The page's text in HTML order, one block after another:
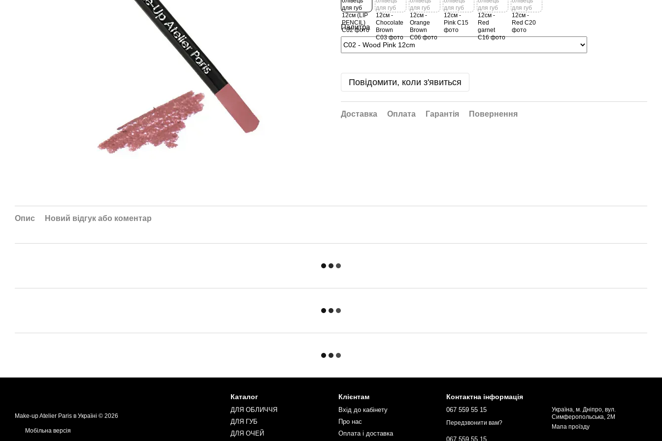
Палитра
Повідомити, коли з'явиться
Доставка Оплата Гарантія Повернення
Опис Новий відгук або коментар
Make-up Atelier Paris в Україні © 2026
Мобільна версія
Каталог
ДЛЯ ОБЛИЧЧЯ
ДЛЯ ГУБ
ДЛЯ ОЧЕЙ
Клієнтам
Вхід до кабінету
Про нас
Оплата і доставка
Контактна інформація
067 559 55 15
Передзвонити вам?
067 559 55 15
Україна, м. Дніпро, вул.
Симферопольська, 2М
Мапа проїзду